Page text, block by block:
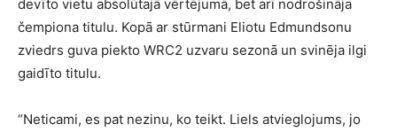
devīto vietu absolūtajā vērtējumā, bet arī nodrošināja
čempiona titulu. Kopā ar stūrmani Eliotu Edmundsonu
zviedrs guva piekto WRC2 uzvaru sezonā un svinēja ilgi
gaidīto titulu.
“Neticami, es pat nezinu, ko teikt. Liels atvieglojums, jo